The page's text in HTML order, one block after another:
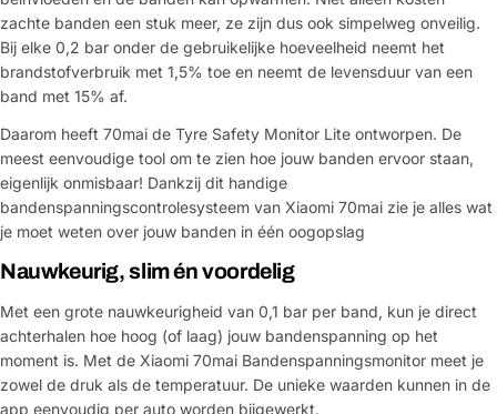
zachte banden een stuk meer, ze zijn dus ook simpelweg onveilig.
Bij elke 0,2 bar onder de gebruikelijke hoeveelheid neemt het
brandstofverbruik met 1,5% toe en neemt de levensduur van een
band met 15% af.
Daarom heeft 70mai de Tyre Safety Monitor Lite ontworpen. De
meest eenvoudige tool om te zien hoe jouw banden ervoor staan,
eigenlijk onmisbaar! Dankzij dit handige
bandenspanningscontrolesysteem van Xiaomi 70mai zie je alles wat
je moet weten over jouw banden in één oogopslag
Nauwkeurig, slim én voordelig
Met een grote nauwkeurigheid van 0,1 bar per band, kun je direct
achterhalen hoe hoog (of laag) jouw bandenspanning op het
moment is. Met de Xiaomi 70mai Bandenspanningsmonitor meet je
zowel de druk als de temperatuur. De unieke waarden kunnen in de
app eenvoudig per auto worden bijgewerkt.